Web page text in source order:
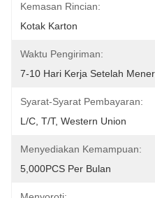
Kemasan Rincian:
Kotak Karton
Waktu Pengiriman:
7-10 Hari Kerja Setelah
Syarat-Syarat Pembayaran:
L/C, T/T, Western Union
Menyediakan Kemampuan:
5,000PCS Per Bulan